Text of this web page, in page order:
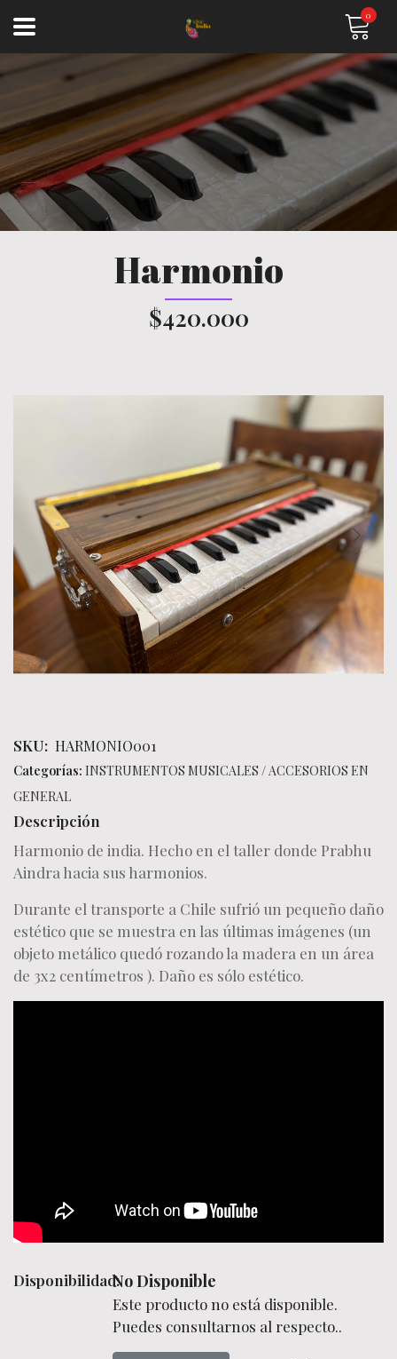
0
Harmonio
$420.000
SKU: HARMONIO001
Categorías: INSTRUMENTOS MUSICALES /ACCESORIOS EN
GENERAL
Descripción
Harmonio de india. Hecho en el taller donde Prabhu
Aindra hacia sus harmonios.
Durante el transporte a Chile sufrió un pequeño daño
estético que se muestra en las últimas imágenes (un
objeto metálico quedó rozando la madera en un área
de 3x2 centímetros ). Daño es sólo estético.
Disponibilidad:No Disponible
Este producto no está disponible.
Puedes consultarnos al respecto..